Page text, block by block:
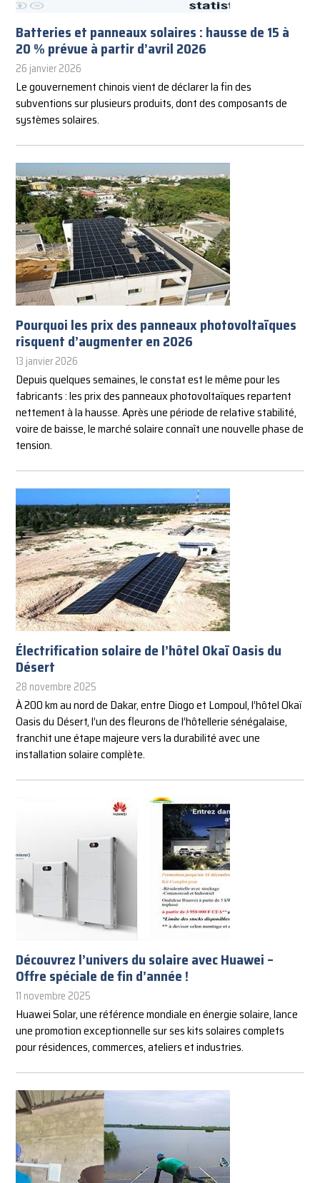
Batteries et panneaux solaires : hausse de 15 à
20 % prévue à partir d’avril 2026
26 janvier 2026
Le gouvernement chinois vient de déclarer la fin des
subventions sur plusieurs produits, dont des composants de
systèmes solaires.
Pourquoi les prix des panneaux photovoltaïques
risquent d’augmenter en 2026
13 janvier 2026
Depuis quelques semaines, le constat est le même pour les
fabricants : les prix des panneaux photovoltaïques repartent
nettement à la hausse. Après une période de relative stabilité,
voire de baisse, le marché solaire connaît une nouvelle phase de
tension.
Électrification solaire de l’hôtel Okaï Oasis du
Désert
28 novembre 2025
À 200 km au nord de Dakar, entre Diogo et Lompoul, l’hôtel Okaï
Oasis du Désert, l’un des fleurons de l’hôtellerie sénégalaise,
franchit une étape majeure vers la durabilité avec une
installation solaire complète.
Découvrez l’univers du solaire avec Huawei –
Offre spéciale de fin d’année !
11 novembre 2025
Huawei Solar, une référence mondiale en énergie solaire, lance
une promotion exceptionnelle sur ses kits solaires complets
pour résidences, commerces, ateliers et industries.